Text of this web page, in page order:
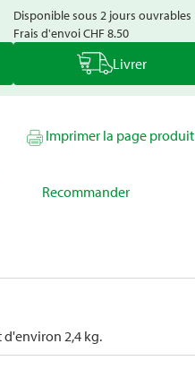
Disponible sous 2 jours ouvrables
Frais d'envoiCHF 8.50
Livrer
Imprimer la page produit
Recommander
d'environ 2,4 kg.